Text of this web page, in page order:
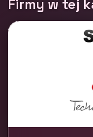
Firmy w tej